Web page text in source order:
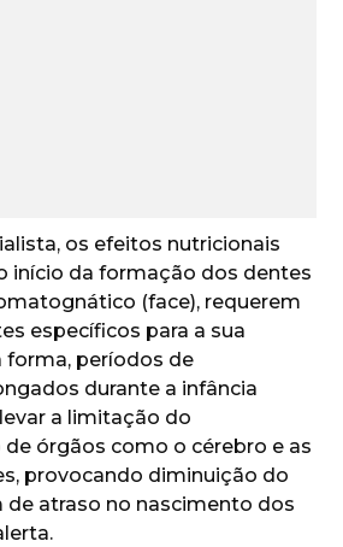
os efeitos nutricionais
início da formação dos dentes
(face), requerem
específicos para a sua
forma, períodos de
durante a infância
a limitação do
órgãos como o cérebro e as
provocando diminuição do
de atraso no nascimento dos